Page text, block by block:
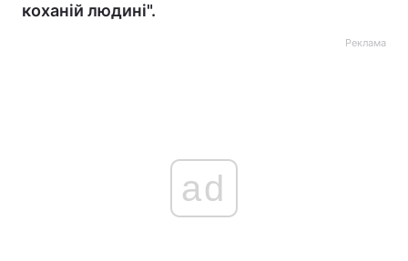
коханій людині".
Реклама
ad